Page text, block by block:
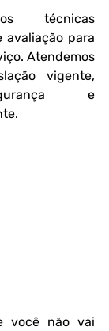
técnicas
avaliação para
Atendemos
vigente,
e
você não vai